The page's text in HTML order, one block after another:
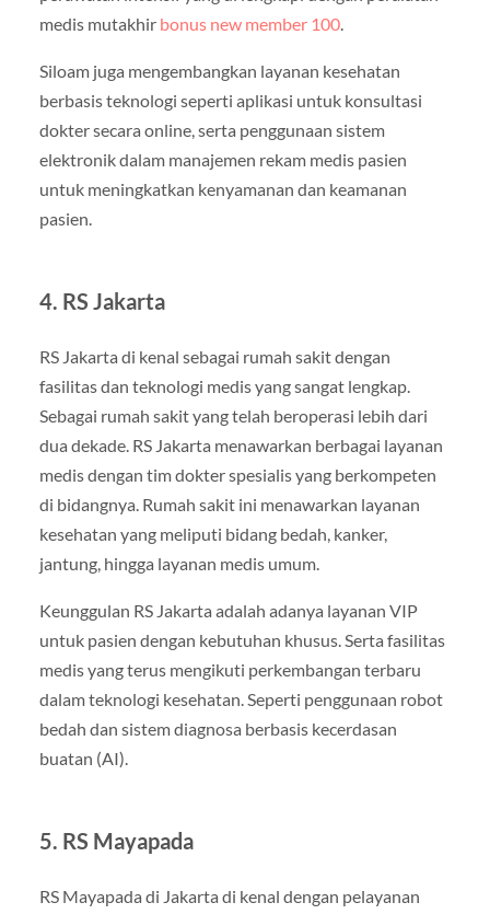
medis mutakhir bonus new member 100.
Siloam juga mengembangkan layanan kesehatan
berbasis teknologi seperti aplikasi untuk konsultasi
dokter secara online, serta penggunaan sistem
elektronik dalam manajemen rekam medis pasien
untuk meningkatkan kenyamanan dan keamanan
pasien.
4. RS Jakarta
RS Jakarta di kenal sebagai rumah sakit dengan
fasilitas dan teknologi medis yang sangat lengkap.
Sebagai rumah sakit yang telah beroperasi lebih dari
dua dekade. RS Jakarta menawarkan berbagai layanan
medis dengan tim dokter spesialis yang berkompeten
di bidangnya. Rumah sakit ini menawarkan layanan
kesehatan yang meliputi bidang bedah, kanker,
jantung, hingga layanan medis umum.
Keunggulan RS Jakarta adalah adanya layanan VIP
untuk pasien dengan kebutuhan khusus. Serta fasilitas
medis yang terus mengikuti perkembangan terbaru
dalam teknologi kesehatan. Seperti penggunaan robot
bedah dan sistem diagnosa berbasis kecerdasan
buatan (AI).
5. RS Mayapada
RS Mayapada di Jakarta di kenal dengan pelayanan